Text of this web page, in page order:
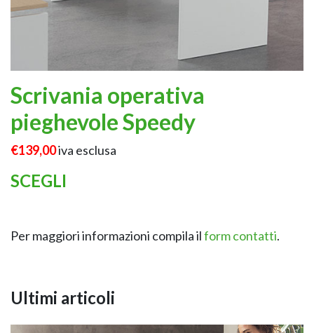
Scrivania operativa
pieghevole Speedy
€139,00iva esclusa
SCEGLI
Per maggiori informazioni compila ilform contatti.
Ultimi articoli